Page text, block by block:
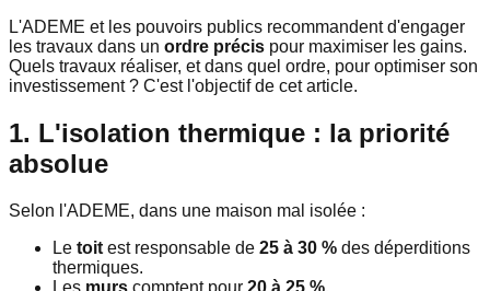
L'ADEME et les pouvoirs publics recommandent d'engager
les travaux dans un ordre précis pour maximiser les gains.
Quels travaux réaliser, et dans quel ordre, pour optimiser son
investissement ? C'est l'objectif de cet article.
1. L'isolation thermique : la priorité
absolue
Selon l'ADEME, dans une maison mal isolée :
Le toit est responsable de 25 à 30 % des déperditions
thermiques.
Les murs comptent pour 20 à 25 %.